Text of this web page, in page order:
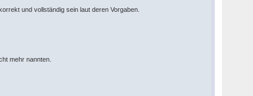
und vollständig sein laut deren Vorgaben.
mehr nannten.